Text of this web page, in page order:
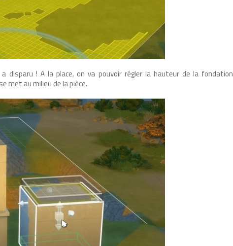
! A la place, on va pouvoir régler la hauteur de la fondation
met au milieu de la pièce.